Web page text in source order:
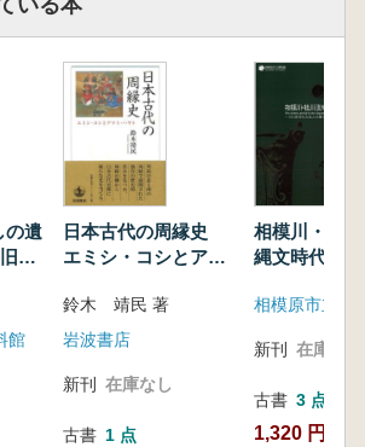
いる本
の遺
石
館
日本古代の周縁史
エミシ・コシとアマ
鈴木 靖民 著
岩波書店
新刊 在庫なし
古書 1 点
相模川・桂
縄文時代 川
相模原市立博
新刊 在庫なし
古書 3 点
1,320 円~